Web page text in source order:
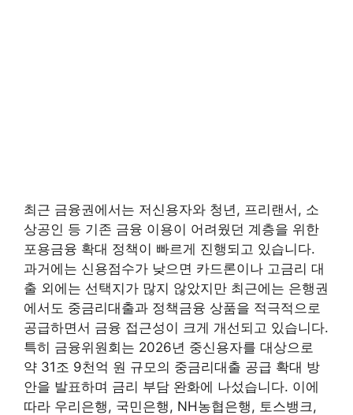
최근 금융권에서는 저신용자와 청년, 프리랜서, 소
상공인 등 기존 금융 이용이 어려웠던 계층을 위한
포용금융 확대 정책이 빠르게 진행되고 있습니다.
과거에는 신용점수가 낮으면 카드론이나 고금리 대
출 외에는 선택지가 많지 않았지만 최근에는 은행권
에서도 중금리대출과 정책금융 상품을 적극적으로
공급하면서 금융 접근성이 크게 개선되고 있습니다.
특히 금융위원회는 2026년 중신용자를 대상으로
약 31조 9천억 원 규모의 중금리대출 공급 확대 방
안을 발표하며 금리 부담 완화에 나섰습니다. 이에
따라 우리은행, 국민은행, NH농협은행, 토스뱅크,